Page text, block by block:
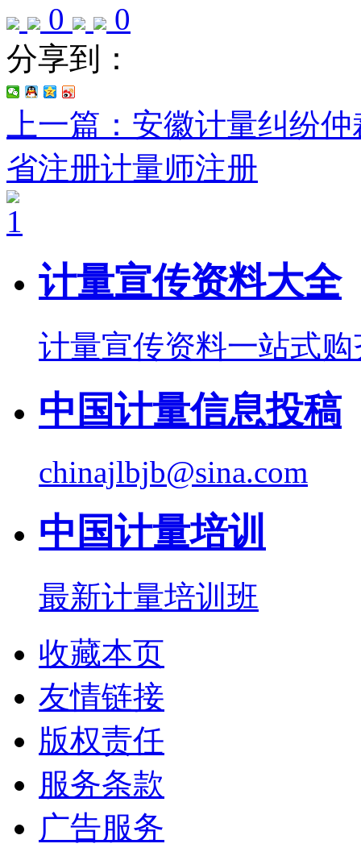
0
0
分享到：
上一篇：安徽计量纠纷
省注册计量师注册
计量宣传资料大全
计量宣传资料一站式购
中国计量信息投稿
chinajlbjb@sina.com
中国计量培训
最新计量培训班
收藏本页
友情链接
版权责任
服务条款
广告服务